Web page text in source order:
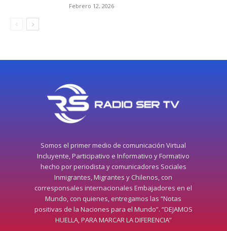
Febrero 12, 2026
Somos el primer medio de comunicación Virtual
Incluyente, Participativo e Informativo y Formativo
hecho por periodista y comunicadores Sociales
Inmigrantes, Migrantes y Chilenos, con
corresponsales internacionales Embajadores en el
Mundo, con quienes, entregamos las “Notas
positivas de la Naciones para el Mundo”. “DEJAMOS
HUELLA, PARA MARCAR LA DIFERENCIA”